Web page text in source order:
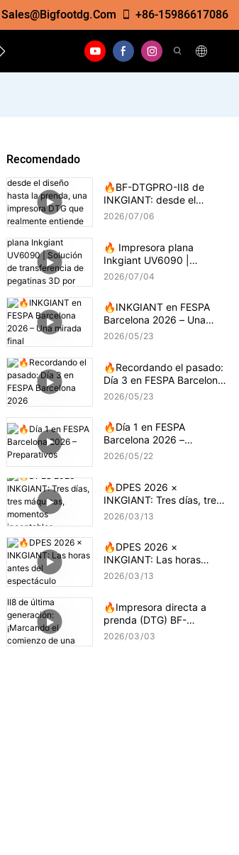
Sales@bigfootdg.com +86-15986617086
Recomendado
🔥BF-DTGPRO-II8 de
INKGIANT: desde el
diseño hasta la prenda,
impresión sobre algodón.
2026 07 06
🔥 Impresora plana
Inkgiant UV6090 |
Solución de transferencia
2026 07 04
🔥INKGIANT en FESPA
Barcelona 2026 – Una
mirada final
2026 05 23
🔥Recordando el pasado:
Día 3 en FESPA Barcelona
2026
2026 05 23
🔥Día 1 en FESPA
Barcelona 2026 –
Preparativos
2026 05 22
🔥DPES 2026 ×
INKGIANT: Tres días, tres
máquinas, momentos
2026 03 13
🔥DPES 2026 ×
INKGIANT: Las horas
antes del espectáculo
2026 03 13
🔥Impresora directa a
prenda (DTG) BF-
DTGPRO-II8 de última
2026 03 03